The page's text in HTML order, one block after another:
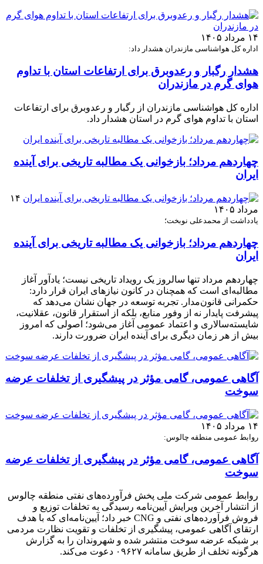
۱۴ مرداد ۱۴۰۵
اداره کل هواشناسی مازندران هشدار داد:
هشدار رگبار و رعدوبرق برای ارتفاعات استان با تداوم
هوای گرم در مازندران
اداره کل هواشناسی مازندران از رگبار و رعدوبرق برای ارتفاعات
استان با تداوم هوای گرم در استان هشدار داد.
چهاردهم مرداد؛ بازخوانی یک مطالبه تاریخی برای آینده
ایران
۱۴
مرداد ۱۴۰۵
یادداشت از محمدعلی نوبخت؛
چهاردهم مرداد؛ بازخوانی یک مطالبه تاریخی برای آینده
ایران
چهاردهم مرداد تنها سالروز یک رویداد تاریخی نیست؛ یادآور آغاز
مطالبه‌ای است که همچنان در کانون نیازهای ایران قرار دارد:
حکمرانی قانون‌مدار. تجربه توسعه در جهان نشان می‌دهد که
پیشرفت پایدار نه از وفور منابع، بلکه از استقرار قانون، عقلانیت،
شایسته‌سالاری و اعتماد عمومی آغاز می‌شود؛ اصولی که امروز
بیش از هر زمان دیگری برای آینده ایران ضرورت دارند.
آگاهی عمومی، گامی مؤثر در پیشگیری از تخلفات عرضه
سوخت
۱۴ مرداد ۱۴۰۵
روابط عمومی منطقه چالوس:
آگاهی عمومی، گامی مؤثر در پیشگیری از تخلفات عرضه
سوخت
روابط عمومی شرکت ملی پخش فرآورده‌های نفتی منطقه چالوس
از انتشار آخرین ویرایش آیین‌نامه رسیدگی به تخلفات توزیع و
فروش فرآورده‌های نفتی و CNG خبر داد؛ آیین‌نامه‌ای که با هدف
ارتقای آگاهی عمومی، پیشگیری از تخلفات و تقویت نظارت مردمی
بر شبکه عرضه سوخت منتشر شده و شهروندان را به گزارش
هرگونه تخلف از طریق سامانه ۰۹۶۲۷ دعوت می‌کند.